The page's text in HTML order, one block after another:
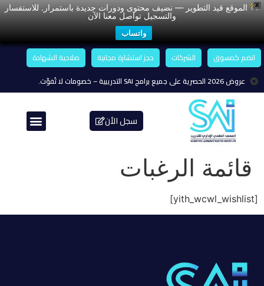
X
الموقع قيد التطوير — نضيف محتوى ودورات جديدة باستمرار. للاستفسار
والتسجيل تواصل معنا الآن
واتساب
انضم كمسوق الشركات حجز استشارة مجانية
صلاحية الشهادة
عروض 2026 الحصرية على جميع برامج SAI التدريبية – خصومات لا تُفوّت.
سجل الأن
قائمة الرغبات
[yith_wcwl_wishlist]